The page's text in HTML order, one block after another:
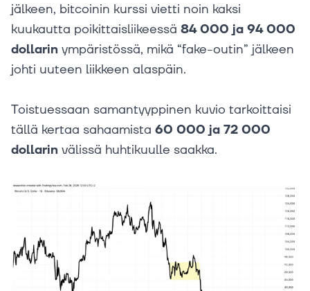
jälkeen, bitcoinin kurssi vietti noin kaksi
kuukautta poikittaisliikeessä 84 000 ja 94 000
dollarin ympäristössä, mikä “fake-outin” jälkeen
johti uuteen liikkeen alaspäin.
Toistuessaan samantyyppinen kuvio tarkoittaisi
tällä kertaa sahaamista 60 000 ja 72 000
dollarin välissä huhtikuulle saakka.